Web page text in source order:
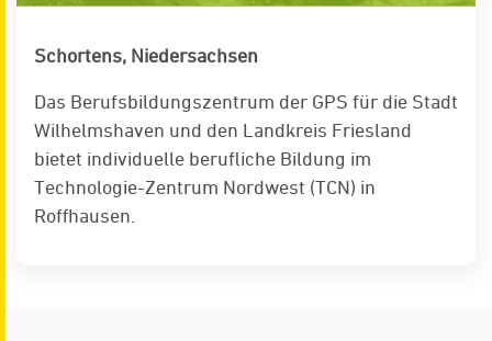
Schortens, Niedersachsen
Das Berufsbildungszentrum der GPS für die Stadt
Wilhelmshaven und den Landkreis Friesland
bietet individuelle berufliche Bildung im
Technologie-Zentrum Nordwest (TCN) in
Roffhausen.